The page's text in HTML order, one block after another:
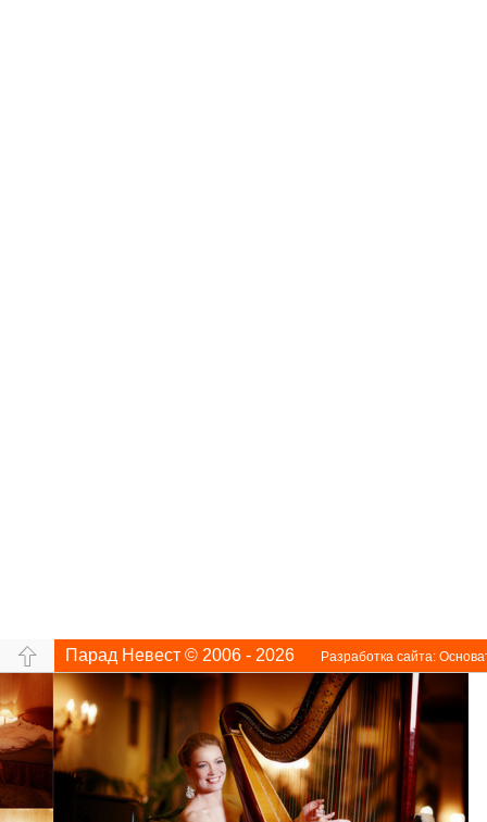
Парад Невест © 2006 - 2026 Разработка сайта: